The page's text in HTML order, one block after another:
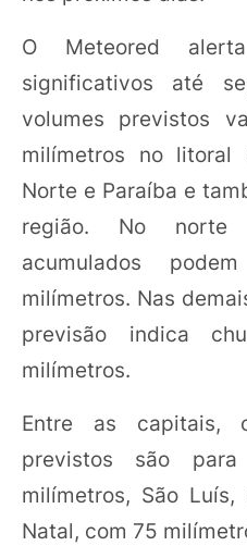
O Meteored
significativos até
volumes previstos
milímetros no litoral
Norte e Paraíba e
região. No norte
acumulados
milímetros. Nas
previsão indica
milímetros.
Entre as capitais,
previstos são
milímetros, São
Natal, com 75